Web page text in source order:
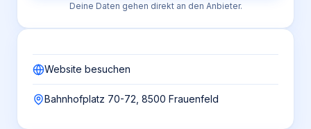
Deine Daten gehen direkt an den Anbieter.
Website besuchen
Bahnhofplatz 70-72, 8500 Frauenfeld